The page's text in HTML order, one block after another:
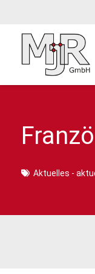
Aktuelles -